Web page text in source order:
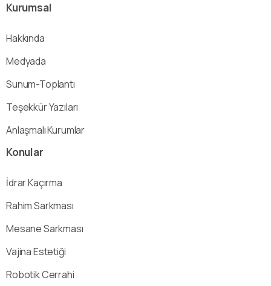
Kurumsal
Hakkında
Medyada
Sunum-Toplantı
Teşekkür Yazıları
Anlaşmalı Kurumlar
Konular
İdrar Kaçırma
Rahim Sarkması
Mesane Sarkması
Vajina Estetiği
Robotik Cerrahi